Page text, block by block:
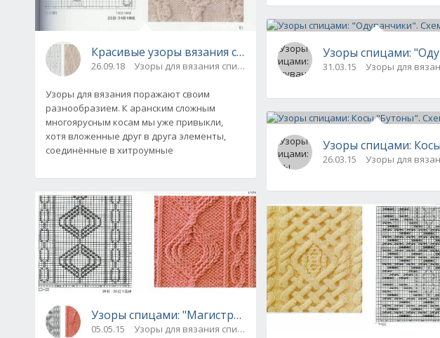
Красивые узоры вязания спицами со схемами ТОП-30: араны,
26.09.18 Узоры для вязания спицами
Узоры для вязания поражают своим
разнообразием. К аранским сложным
многоярусным косам мы уже привыкли,
хотя вложенные друг в друга элементы,
соединённые в хитроумные
Узоры спицами: "Магистраль любви". Схема
05.05.15 Узоры для вязания спицами
Узоры спицами:
31.03.15 Узоры для
Узоры спицами:
26.03.15 Узоры для